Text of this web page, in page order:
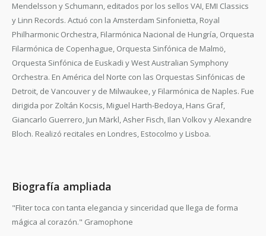
Mendelsson y Schumann, editados por los sellos VAI, EMI Classics
y Linn Records. Actuó con la Amsterdam Sinfonietta, Royal
Philharmonic Orchestra, Filarmónica Nacional de Hungría, Orquesta
Filarmónica de Copenhague, Orquesta Sinfónica de Malmö,
Orquesta Sinfónica de Euskadi y West Australian Symphony
Orchestra. En América del Norte con las Orquestas Sinfónicas de
Detroit, de Vancouver y de Milwaukee, y Filarmónica de Naples. Fue
dirigida por Zoltán Kocsis, Miguel Harth-Bedoya, Hans Graf,
Giancarlo Guerrero, Jun Märkl, Asher Fisch, Ilan Volkov y Alexandre
Bloch. Realizó recitales en Londres, Estocolmo y Lisboa.
Biografía ampliada
"Fliter toca con tanta elegancia y sinceridad que llega de forma
mágica al corazón." Gramophone